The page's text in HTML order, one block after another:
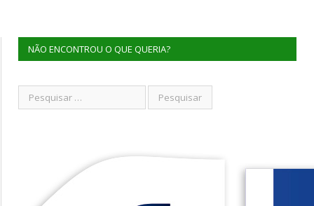
NÃO ENCONTROU O QUE QUERIA?